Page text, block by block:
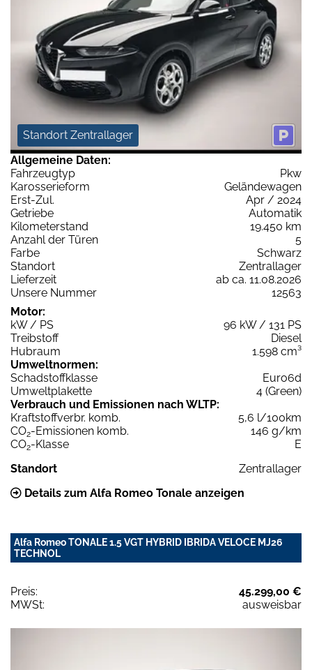
Standort Zentrallager
Allgemeine Daten:
Fahrzeugtyp
Pkw
Karosserieform
Geländewagen
Erst-Zul.
Apr / 2024
Getriebe
Automatik
Kilometerstand
19.450 km
Anzahl der Türen
5
Farbe
Schwarz
Standort
Zentrallager
Lieferzeit
ab ca. 11.08.2026
Unsere Nummer
12563
Motor:
kW / PS
96 kW / 131 PS
Treibstoff
Diesel
Hubraum
1.598 cm³
Umweltnormen:
Schadstoffklasse
Euro6d
Umweltplakette
4 (Green)
Verbrauch und Emissionen nach WLTP:
Kraftstoffverbr. komb.
5,6 l/100km
CO2-Emissionen komb.
146 g/km
CO2-Klasse
E
Standort
Zentrallager
Details zum Alfa Romeo Tonale anzeigen
Alfa Romeo TONALE 1.5 VGT HYBRID IBRIDA VELOCE MJ26
TECHNOL
Preis:
45.299,00 €
MWSt:
ausweisbar